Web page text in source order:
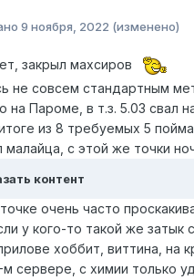
9 ноября, 2022 (изменено)
закрыл махсиров
не совсем стандартным
на Пароме, в т.з. 5.03 свал
из 8 требуемых 5
малайца, с этой же точки
контент
очень часто
у кого-то такой же
хоббит, виттина, на
м сервере, с химии только